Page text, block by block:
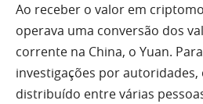
Ao receber o valor em
operava uma conversão dos
corrente na China, o Yuan.
investigações por autoridades,
distribuído entre várias